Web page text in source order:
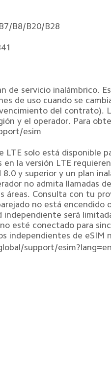
B8/B20/B28
de servicio inalámbrico.
de uso cuando se
del contrato).
y el operador. Para
esim
solo está disponible
la versión LTE
y superior y un plan
no admita llamadas
áreas. Consulta con tu
no está encendido
independiente será
esté conectado para
independientes de eSIM
support/